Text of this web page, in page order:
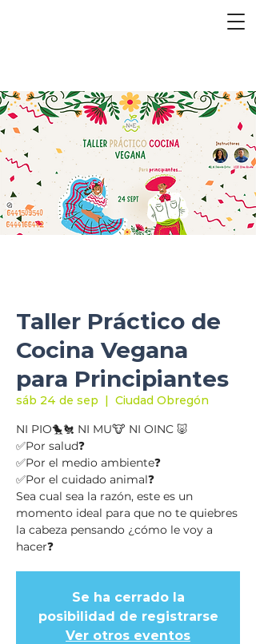
Taller Práctico de
Cocina Vegana
para Principiantes
sáb 24 de sep
  |
Ciudad Obregón
NI PIO🐤🐔 NI MU🐮 NI OINC 🐷
✅Por salud❓
✅Por el medio ambiente❓
✅Por el cuidado animal❓
Sea cual sea la razón, este es un
momento ideal para que no te quiebres
la cabeza pensando ¿cómo le voy a
hacer❓
Se ha cerrado la
posibilidad de registrarse
Ver otros eventos